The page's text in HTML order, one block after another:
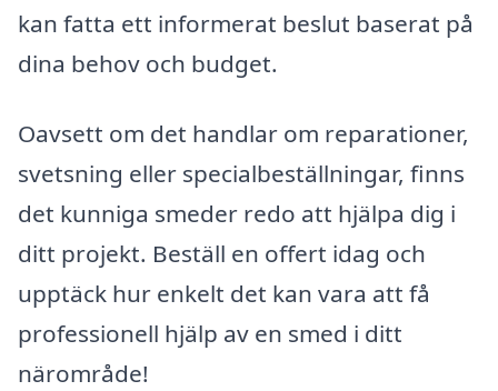
kan fatta ett informerat beslut baserat på
dina behov och budget.
Oavsett om det handlar om reparationer,
svetsning eller specialbeställningar, finns
det kunniga smeder redo att hjälpa dig i
ditt projekt. Beställ en offert idag och
upptäck hur enkelt det kan vara att få
professionell hjälp av en smed i ditt
närområde!